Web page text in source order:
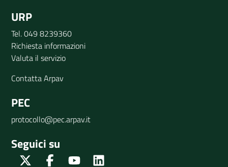
URP
Tel. 049 8239360
Richiesta informazioni
Valuta il servizio
Contatta Arpav
PEC
protocollo@pec.arpav.it
Seguici su
Twitter FacebookYoutube